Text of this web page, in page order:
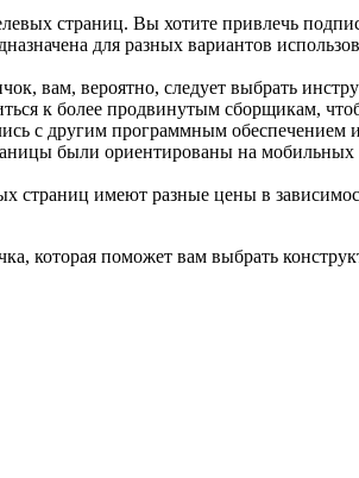
страниц. Вы хотите привлечь
для разных вариантов
вам, вероятно, следует выбрать
к более продвинутым сборщикам,
с другим программным обеспечением
были ориентированы на мобильных
страниц имеют разные цены в
которая поможет вам выбрать